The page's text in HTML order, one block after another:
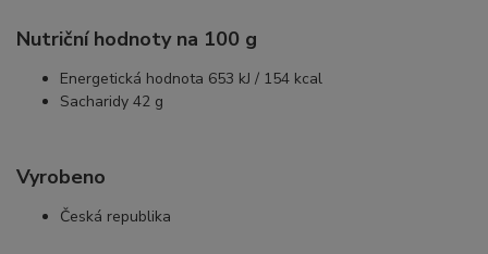
Nutriční hodnoty na 100 g
Energetická hodnota 653 kJ / 154 kcal
Sacharidy 42 g
Vyrobeno
Česká republika